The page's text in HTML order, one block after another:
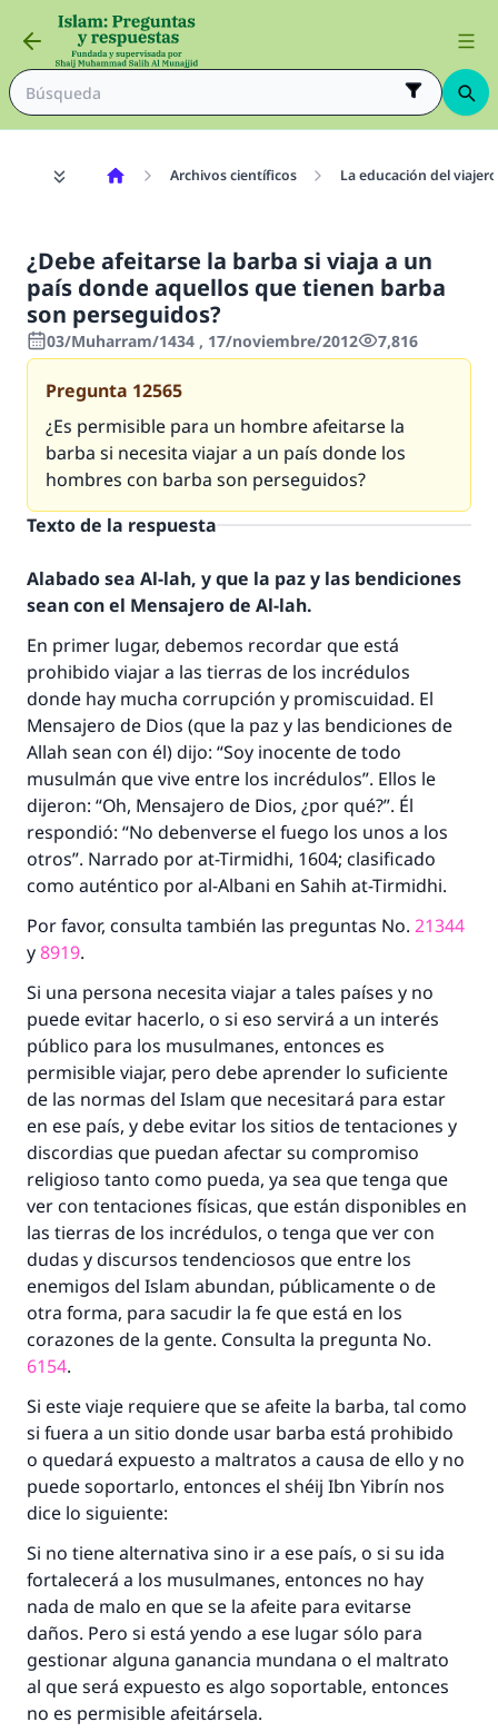
Archivos científicos La educación del viajero
¿Debe afeitarse la barba si viaja a un
país donde aquellos que tienen barba
son perseguidos?
03/Muharram/1434 , 17/noviembre/2012 7,816
Pregunta 12565
¿Es permisible para un hombre afeitarse la
barba si necesita viajar a un país donde los
hombres con barba son perseguidos?
Texto de la respuesta
Alabado sea Al-lah, y que la paz y las bendiciones
sean con el Mensajero de Al-lah.
En primer lugar, debemos recordar que está
prohibido viajar a las tierras de los incrédulos
donde hay mucha corrupción y promiscuidad. El
Mensajero de Dios (que la paz y las bendiciones de
Allah sean con él) dijo: “Soy inocente de todo
musulmán que vive entre los incrédulos”. Ellos le
dijeron: “Oh, Mensajero de Dios, ¿por qué?”. Él
respondió: “No debenverse el fuego los unos a los
otros”. Narrado por at-Tirmidhi, 1604; clasificado
como auténtico por al-Albani en Sahih at-Tirmidhi.
Por favor, consulta también las preguntas No. 21344
y8919.
Si una persona necesita viajar a tales países y no
puede evitar hacerlo, o si eso servirá a un interés
público para los musulmanes, entonces es
permisible viajar, pero debe aprender lo suficiente
de las normas del Islam que necesitará para estar
en ese país, y debe evitar los sitios de tentaciones y
discordias que puedan afectar su compromiso
religioso tanto como pueda, ya sea que tenga que
ver con tentaciones físicas, que están disponibles en
las tierras de los incrédulos, o tenga que ver con
dudas y discursos tendenciosos que entre los
enemigos del Islam abundan, públicamente o de
otra forma, para sacudir la fe que está en los
corazones de la gente. Consulta la pregunta No.
6154.
Si este viaje requiere que se afeite la barba, tal como
si fuera a un sitio donde usar barba está prohibido
o quedará expuesto a maltratos a causa de ello y no
puede soportarlo, entonces el shéij Ibn Yibrín nos
dice lo siguiente:
Si no tiene alternativa sino ir a ese país, o si su ida
fortalecerá a los musulmanes, entonces no hay
nada de malo en que se la afeite para evitarse
daños. Pero si está yendo a ese lugar sólo para
gestionar alguna ganancia mundana o el maltrato
al que será expuesto es algo soportable, entonces
no es permisible afeitársela.
La respuesta no. 110845 salvó un
matrimonio.
IslamQA.
Profeta ﷺ dijo:
"Una persona que orienta a otros a hacer el
bien obtendrá la misma recompensa que
aquellos que lo realicen."
(MUSLIM, 1893)
Contribuir